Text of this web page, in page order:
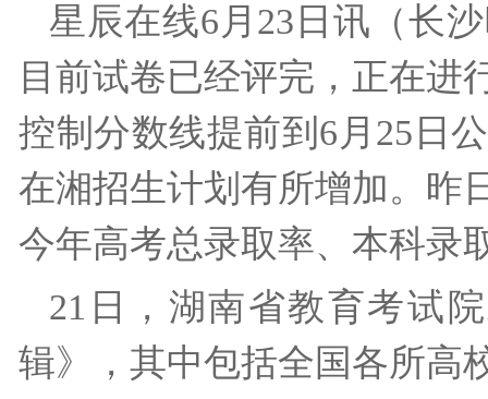
星辰在线6月23日讯（长
目前试卷已经评完，正在进
控制分数线提前到6月25日
在湘招生计划有所增加。
今年高考总录取率、本科
21日，湖南省教育考试
辑》，其中包括全国各所